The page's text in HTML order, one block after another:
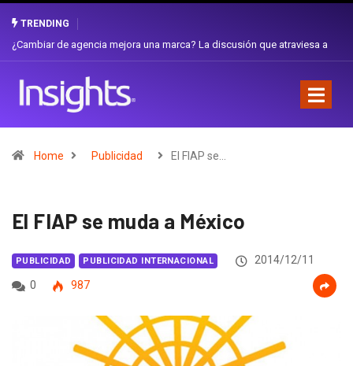
TRENDING
Gabriela Herrera y el arte de cambiarse el sombrero en Corporación
Home Publicidad El FIAP se…
El FIAP se muda a México
PUBLICIDAD PUBLICIDAD INTERNACIONAL
2014/12/11
0
987